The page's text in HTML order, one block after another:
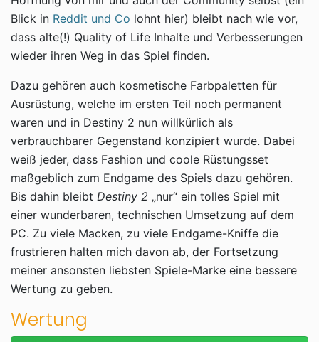
Blick in Reddit und Co lohnt hier) bleibt nach wie vor,
dass alte(!) Quality of Life Inhalte und Verbesserungen
wieder ihren Weg in das Spiel finden.
Dazu gehören auch kosmetische Farbpaletten für
Ausrüstung, welche im ersten Teil noch permanent
waren und in Destiny 2 nun willkürlich als
verbrauchbarer Gegenstand konzipiert wurde. Dabei
weiß jeder, dass Fashion und coole Rüstungsset
maßgeblich zum Endgame des Spiels dazu gehören.
Bis dahin bleibt Destiny 2 „nur“ ein tolles Spiel mit
einer wunderbaren, technischen Umsetzung auf dem
PC. Zu viele Macken, zu viele Endgame-Kniffe die
frustrieren halten mich davon ab, der Fortsetzung
meiner ansonsten liebsten Spiele-Marke eine bessere
Wertung zu geben.
Wertung